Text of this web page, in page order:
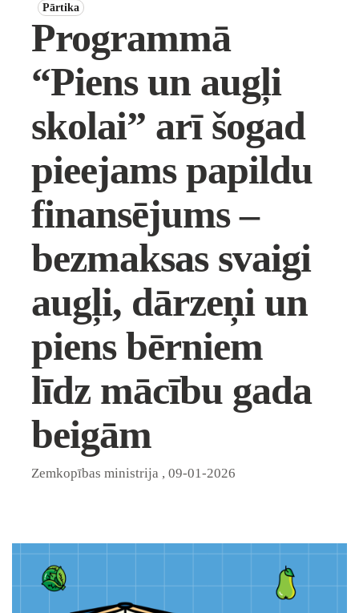
Pārtika
Programmā
“Piens un augļi
skolai” arī šogad
pieejams papildu
finansējums –
bezmaksas svaigi
augļi, dārzeņi un
piens bērniem
līdz mācību gada
beigām
Zemkopības ministrija , 09-01-2026